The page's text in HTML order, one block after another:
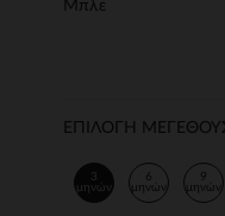
Μπλε
ΕΠΙΛΟΓΗ
3
μηνών
6
μηνών
9
μηνών